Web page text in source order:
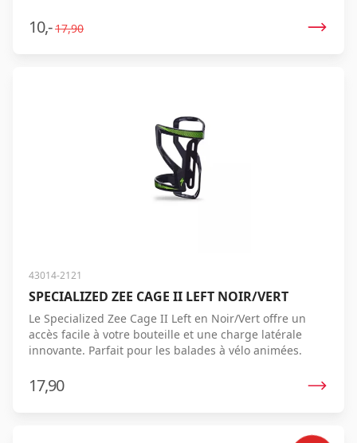
10,- 17,90
43014-2121
SPECIALIZED ZEE CAGE II LEFT NOIR/VERT
Le Specialized Zee Cage II Left en Noir/Vert offre un
accès facile à votre bouteille et une charge latérale
innovante. Parfait pour les balades à vélo animées.
17,90